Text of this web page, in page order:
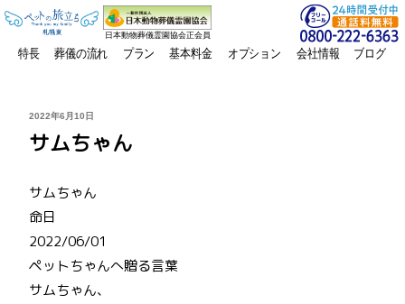
日本動物葬儀霊園協会正会員
特長 葬儀の流れ プラン 基本料金 オプション 会社情報 ブログ
投
日:
2022年6月10日
サムちゃん
サムちゃん
命日
2022/06/01
ペットちゃんへ贈る言葉
サムちゃん、